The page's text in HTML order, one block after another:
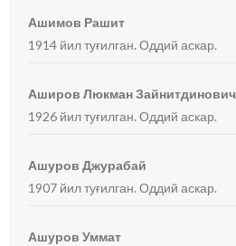
Ашимов Рашит
1914 йил туғилган. Оддий аскар.
Аширов Люкман Зайнитдинович
1926 йил туғилган. Оддий аскар.
Ашуров Джурабай
1907 йил туғилган. Оддий аскар.
Ашуров Уммат